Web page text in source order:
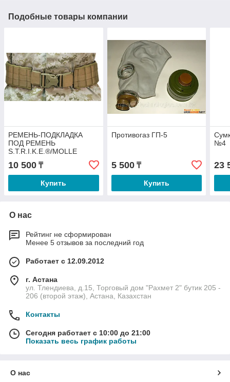
Подобные товары компании
РЕМЕНЬ-ПОДКЛАДКА
ПОД РЕМЕНЬ
S.T.R.I.K.E.®/MOLLE
10 500 ₸
Купить
Противогаз ГП-5
5 500₸
Купить
№4
23
О нас
Рейтинг не сформирован
Менее 5 отзывов за последний год
Работает с 12.09.2012
г. Астана
ул. Тлендиева, д.15, Торговый дом "Рахмет 2" бутик 205 -
206 (второй этаж), Астана, Казахстан
Контакты
Сегодня работает с 10:00 до 21:00
Показать весь график работы
О нас